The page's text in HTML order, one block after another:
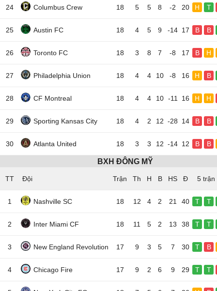
24 Columbus Crew 18 5 5 8 -2 20 H T
25 Austin FC 18 4 5 9 -14 17 B B
26 Toronto FC 18 3 8 7 -8 17 B H
27 Philadelphia Union 18 4 4 10 -8 16 H B
28 CF Montreal 18 4 4 10 -11 16 H H
29 Sporting Kansas City 18 4 2 12 -28 14 B B
30 Atlanta United 18 3 3 12 -14 12 B B
BXH ĐÔNG MỸ
TT Đội 5 trận
1 Nashville SC 18 12 4 2 21 40 T T
2 Inter Miami CF 18 11 5 2 13 38 T T
3 New England Revolution 17 9 3 5 7 30 T B
4 Chicago Fire 17 9 2 6 9 29 T T